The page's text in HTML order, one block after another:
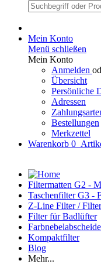
Mein Konto
Menü schließen
Mein Konto
Anmelden
Übersicht
Persönliche
Adressen
Bestellungen
Merkzettel
Warenkorb 0
Filtermatten G2 -
Taschenfilter G3 -
Z-Line Filter /
Filter für Badlüfter
Kompaktfilter
Blog
Mehr...